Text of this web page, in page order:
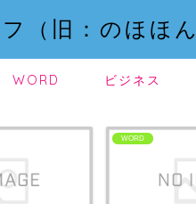
（旧：のほほん
WORD ビジネス
WORD